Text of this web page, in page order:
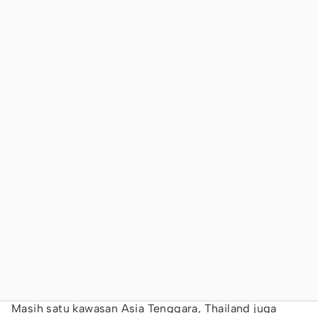
Masih satu kawasan Asia Tenggara, Thailand juga